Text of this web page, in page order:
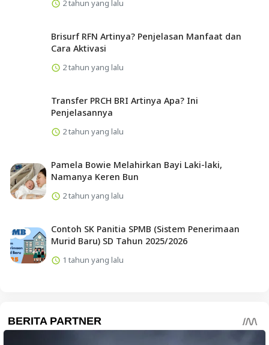
2 tahun yang lalu
Brisurf RFN Artinya? Penjelasan Manfaat dan
Cara Aktivasi
2 tahun yang lalu
Transfer PRCH BRI Artinya Apa? Ini
Penjelasannya
2 tahun yang lalu
Pamela Bowie Melahirkan Bayi Laki-laki,
Namanya Keren Bun
2 tahun yang lalu
Contoh SK Panitia SPMB (Sistem Penerimaan
Murid Baru) SD Tahun 2025/2026
1 tahun yang lalu